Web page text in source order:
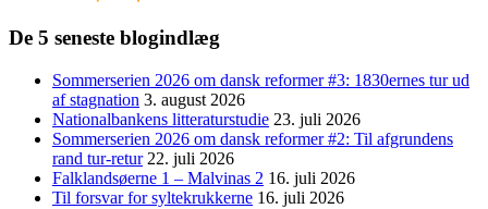
De 5 seneste blogindlæg
Sommerserien 2026 om dansk reformer #3: 1830ernes tur ud
af stagnation 3. august 2026
Nationalbankens litteraturstudie 23. juli 2026
Sommerserien 2026 om dansk reformer #2: Til afgrundens
rand tur-retur 22. juli 2026
Falklandsøerne 1 – Malvinas 2 16. juli 2026
Til forsvar for syltekrukkerne 16. juli 2026